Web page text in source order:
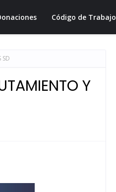
Código de Trabajo
SD
Y